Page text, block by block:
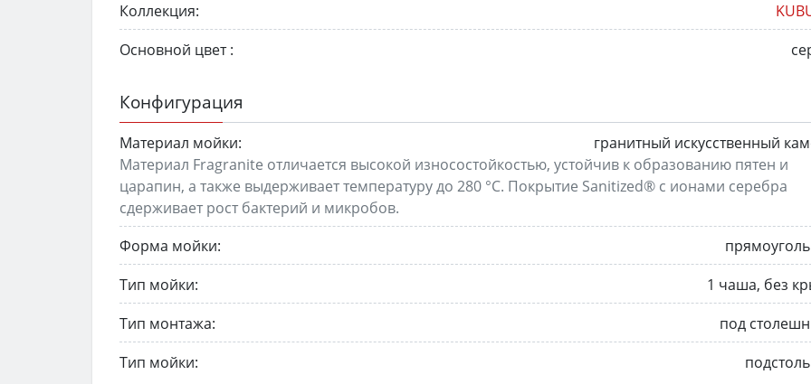
Коллекция:
Основной цвет :
Конфигурация
Материал мойки:
гранитный искусственный
Материал Fragranite отличается высокой износостойкостью, устойчив к образованию пятен и
царапин, а также выдерживает температуру до 280 °C. Покрытие Sanitized® с ионами серебра
сдерживает рост бактерий и микробов.
Форма мойки:
Тип мойки:
1 чаша, без
Тип монтажа:
под
Тип мойки: